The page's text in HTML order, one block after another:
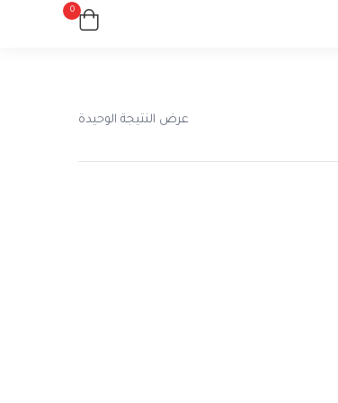
0
عرض النتيجة الوحيدة